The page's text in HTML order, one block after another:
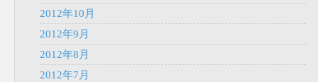
2012年10月
2012年9月
2012年8月
2012年7月